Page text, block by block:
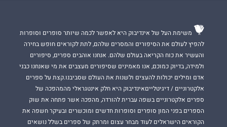
משימת העל של אינדיבוק היא לאפשר לכמה שיותר סופרים וסופרות
להפיץ לעולם את הסיפורים והמסרים שלהם, לתת לקוראים חופש בחירה
והעשיר את כוח הקריאה בעולם שלהם. אנחנו אוהבים ספרים, סיפורים
ולמידה, בדיוק כמוכם, אנו מאמינים שסיפורים מעצבים את מי שאנחנו כבני
אדם ומילים יכולות להעצים ולשנות את העולם שסביבנו.קצת על ספרים
אלקטרוניים / דיגיטלייםאינדיבוק היא חלק אינטגראלי מהמהפכה של
ספרים אלקטרוניים בשפה עברית להורדה, מהפכה אשר פתחה את שוק
הספרים בפני המון סופרים וסופרות חדשים ומוכשרים ובעיקר חשפה את
הקוראים הישראלים לעוד מבחר עצום ומרתק של ספרים בשלל נושאים